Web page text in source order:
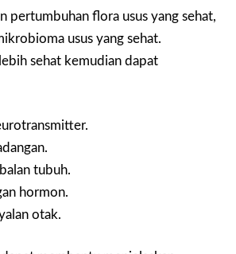
pertumbuhan flora usus yang sehat,
usus yang sehat.
sehat kemudian dapat
tubuh.
hormon.
otak.